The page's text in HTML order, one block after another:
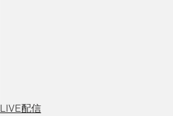
LIVE配信